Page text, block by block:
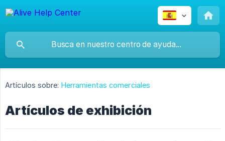
Artículos sobre: Herramientas comerciales
Artículos de exhibición